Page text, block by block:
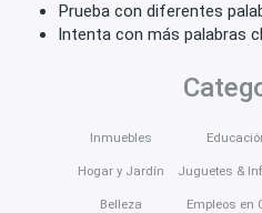
Prueba con diferentes
Intenta con más palabras
Inmuebles
Hogar y Jardín
Belleza
Juguetes &
Empleos en